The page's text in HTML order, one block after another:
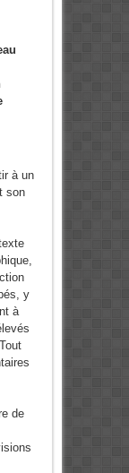
à un
son
y
à
de